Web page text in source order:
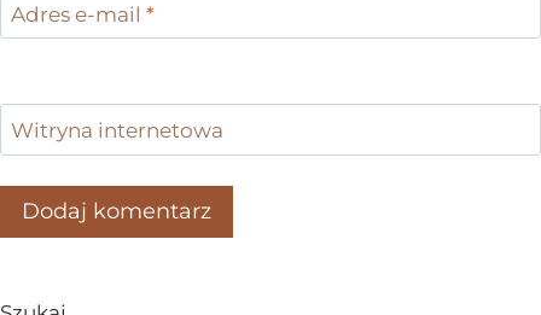
Adres e-mail *
Witryna internetowa